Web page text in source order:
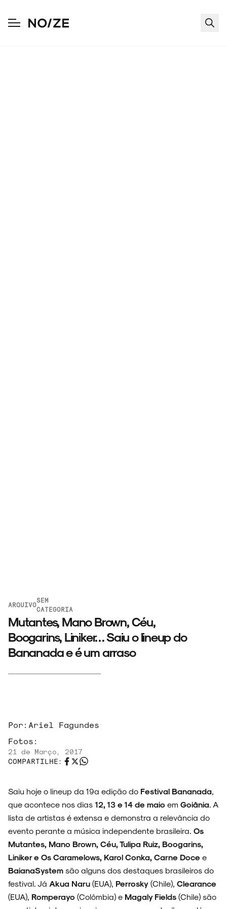
ENTREVISTAS
ESPECIAIS
FAIXA A FAIXA
ARQUIVO
SEM
CATEGORIA
Mutantes, Mano Brown, Céu,
Boogarins, Liniker… Saiu o lineup do
Bananada e é um arraso
Por: Ariel Fagundes
Fotos:
21 de Março, 2017
COMPARTILHE:
Saiu hoje o lineup da 19ª edição do Festival Bananada,
que acontece nos dias 12, 13 e 14 de maio em Goiânia. A
lista de artistas é extensa e demonstra a relevância do
evento perante a música independente brasileira. Os
Mutantes, Mano Brown, Céu, Tulipa Ruiz, Boogarins,
Liniker e Os Caramelows, Karol Conka, Carne Doce e
BaianaSystem são alguns dos destaques brasileiros do
festival. Já Akua Naru (EUA), Perrosky (Chile), Clearance
(EUA), Romperayo (Colômbia) e Magaly Fields (Chile) são